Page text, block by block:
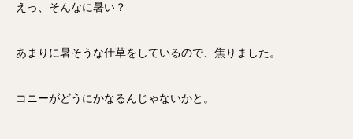
えっ、そんなに暑い？
あまりに暑そうな仕草をしているので、焦りました。
コニーがどうにかなるんじゃないかと。